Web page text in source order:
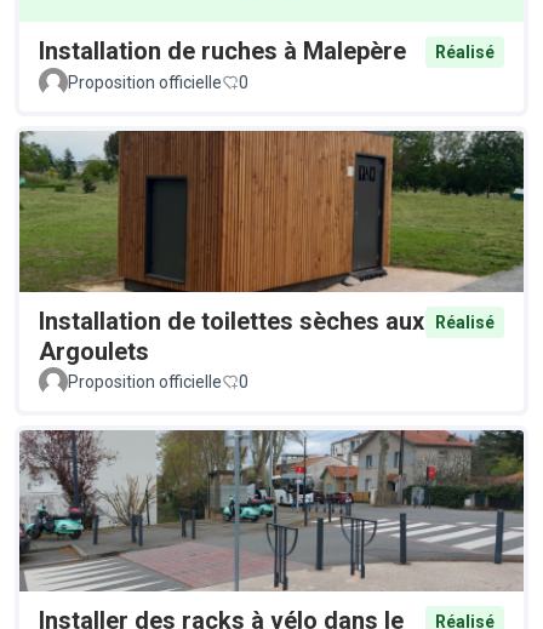
Installation de ruches à Malepère
Réalisé
Proposition officielle
0
Installation de toilettes sèches aux
Argoulets
Réalisé
Proposition officielle 0
Installer des racks à vélo dans le
Réalisé